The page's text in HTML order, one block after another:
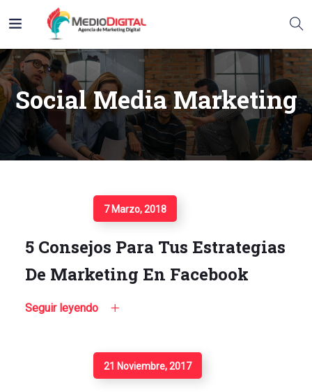
Social Media Marketing
7 Marzo, 2018
5 Consejos Para Tus Estrategias
De Marketing En Facebook
Seguir leyendo
21 Noviembre, 2017